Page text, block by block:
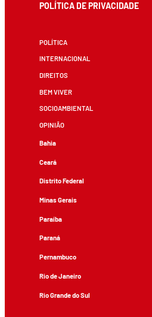
POLÍTICA DE PRIVACIDADE
POLÍTICA
INTERNACIONAL
DIREITOS
BEM VIVER
SOCIOAMBIENTAL
OPINIÃO
Bahia
Ceará
Distrito Federal
Minas Gerais
Paraíba
Paraná
Pernambuco
Rio de Janeiro
Rio Grande do Sul